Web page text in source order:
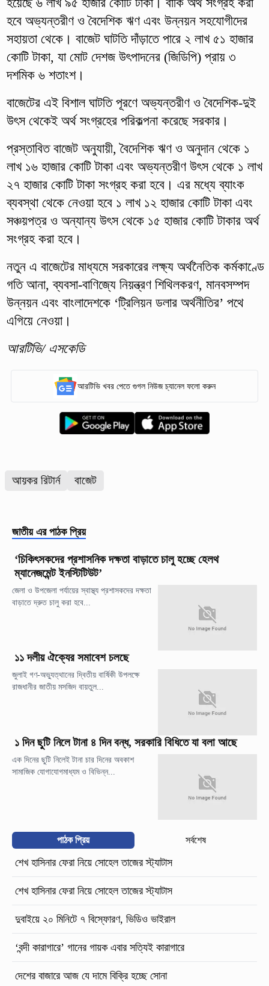
হবে অভ্যন্তরীণ ও বৈদেশিক ঋণ এবং উন্নয়ন সহযোগীদের
সহায়তা থেকে। বাজেট ঘাটতি দাঁড়াতে পারে ২ লাখ ৫১ হাজার
কোটি টাকা, যা মোট দেশজ উৎপাদনের (জিডিপি) প্রায় ৩
দশমিক ৬ শতাংশ।
বাজেটের এই বিশাল ঘাটতি পূরণে অভ্যন্তরীণ ও বৈদেশিক-দুই
উৎস থেকেই অর্থ সংগ্রহের পরিকল্পনা করেছে সরকার।
প্রস্তাবিত বাজেট অনুযায়ী, বৈদেশিক ঋণ ও অনুদান থেকে ১
লাখ ১৬ হাজার কোটি টাকা এবং অভ্যন্তরীণ উৎস থেকে ১ লাখ
২৭ হাজার কোটি টাকা সংগ্রহ করা হবে। এর মধ্যে ব্যাংক
ব্যবস্থা থেকে নেওয়া হবে ১ লাখ ১২ হাজার কোটি টাকা এবং
সঞ্চয়পত্র ও অন্যান্য উৎস থেকে ১৫ হাজার কোটি টাকার অর্থ
সংগ্রহ করা হবে।
নতুন এ বাজেটের মাধ্যমে সরকারের লক্ষ্য অর্থনৈতিক কর্মকাণ্ডে
গতি আনা, ব্যবসা-বাণিজ্যে নিয়ন্ত্রণ শিথিলকরণ, মানবসম্পদ
উন্নয়ন এবং বাংলাদেশকে ‘ট্রিলিয়ন ডলার অর্থনীতির’ পথে
এগিয়ে নেওয়া।
আরটিভি/ এসকেডি
আরটিভি খবর পেতে গুগল নিউজ চ্যানেল ফলো করুন
আয়কর রিটার্ন বাজেট
জাতীয় এর পাঠক প্রিয়
‘চিকিৎসকদের প্রশাসনিক দক্ষতা বাড়াতে চালু হচ্ছে হেলথ
ম্যানেজমেন্ট ইনস্টিটিউট’
জেলা ও উপজেলা পর্যায়ের স্বাস্থ্য প্রশাসকদের দক্ষতা
বাড়াতে দ্রুত চালু করা হবে...
১১ দলীয় ঐক্যের সমাবেশ চলছে
জুলাই গণ-অভ্যুত্থানের দ্বিতীয় বার্ষিকী উপলক্ষে
রাজধানীর জাতীয় মসজিদ বায়তুল...
১ দিন ছুটি নিলে টানা ৪ দিন বন্ধ, সরকারি বিধিতে যা বলা আছে
এক দিনের ছুটি নিলেই টানা চার দিনের অবকাশ
সামাজিক যোগাযোগমাধ্যম ও বিভিন্ন...
পাঠক প্রিয় সর্বশেষ
শেখ হাসিনার ফেরা নিয়ে সোহেল তাজের স্ট্যাটাস
শেখ হাসিনার ফেরা নিয়ে সোহেল তাজের স্ট্যাটাস
দুবাইয়ে ২০ মিনিটে ৭ বিস্ফোরণ, ভিডিও ভাইরাল
‘বন্দী কারাগারে’ গানের গায়ক এবার সত্যিই কারাগারে
দেশের বাজারে আজ যে দামে বিক্রি হচ্ছে সোনা